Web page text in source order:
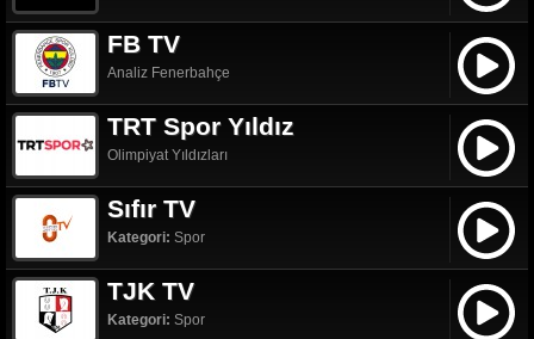
FB TV
Analiz Fenerbahçe
TRT Spor Yıldız
Olimpiyat Yıldızları
Sıfır TV
Kategori: Spor
TJK TV
Kategori: Spor